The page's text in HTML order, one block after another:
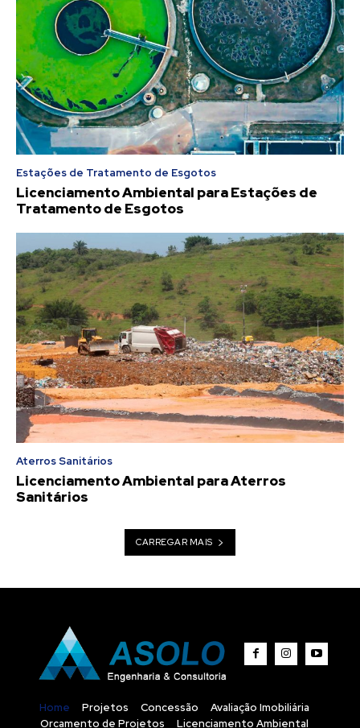
Estações de Tratamento de Esgotos
Licenciamento Ambiental para Estações de
Tratamento de Esgotos
Aterros Sanitários
Licenciamento Ambiental para Aterros
Sanitários
CARREGAR MAIS
Home Projetos Concessão
Avaliação Imobiliária
Orcamento de Projetos
Licenciamento Ambiental